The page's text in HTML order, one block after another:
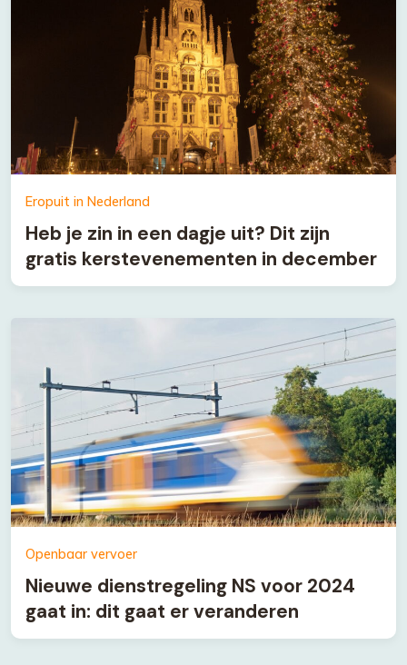
Eropuit in Nederland
Heb je zin in een dagje uit? Dit zijn
gratis kerstevenementen in december
Openbaar vervoer
Nieuwe dienstregeling NS voor 2024
gaat in: dit gaat er veranderen